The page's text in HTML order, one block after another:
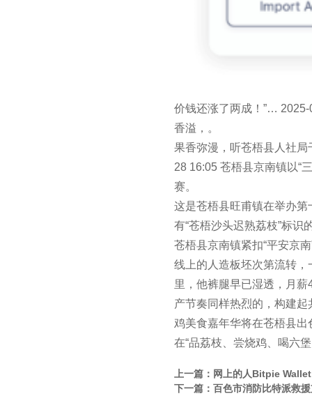
价钱还涨了两成！”…
香溢，。
果香弥漫，听苍梧县人社
28 16:05 苍梧县京南镇以“
赛。
这是苍梧县旺甫镇在举办第
有“苍梧沙头迟熟荔枝”标识
苍梧县京南镇紧扣“平安京
线上的人造板坯次第流转
里，他裤腿早已湿透，月
产节奏同样热烈的，构建
鸡美食嘉年华将在苍梧县
在“品荔枝、尝烧鸡、喝六
上一篇： 网上的人Bitpie
下一篇： 百色市消防比特派救